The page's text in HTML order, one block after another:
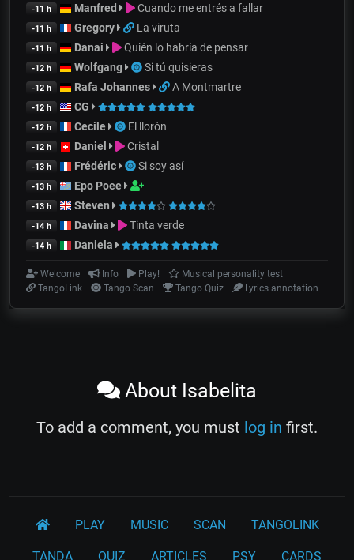
-11 h Manfred Cuando me entrés a fallar
-11 h Gregory La viruta
-11 h Danai Quién lo habría de pensar
-12 h Wolfgang Si tú quisieras
-12 h Rafa Johannes A Montmartre
-12 h CG
-12 h Cecile El llorón
-12 h Daniel Cristal
-13 h Frédéric Si soy así
-13 h Epo Poee
-13 h Steven
-14 h Davina Tinta verde
-14 h Daniela
Welcome Info Play!
Musical personality test
TangoLink
Tango Scan Tango Quiz Lyrics annotation
About Isabelita
To add a comment, you must log in first.
PLAY MUSIC SCAN TANGOLINK
TANDA QUIZ ARTICLES PSY CARDS